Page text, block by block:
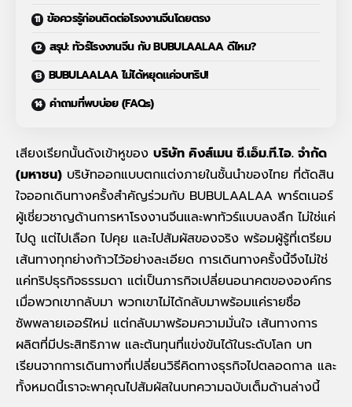
ข้อควรรู้ก่อนติดต่อโรงงานจีนโดยตรง
สรุป: ทัวร์โรงงานจีน กับ BUBULAALAA ดีไหม?
BUBULAALAA ไม่ได้หยุดแค่จบทริป!
คำถามที่พบบ่อย (FAQs)
เสียงเรียกนั้นดังเข้าหูของ บริษัท คิงส์เมน ซี.เอ็ม.ที.ไอ. จำกัด
(มหาชน) บริษัทออกแบบตกแต่งภายในชั้นนำของไทย ที่ตัดสิน
ใจออกเดินทางครั้งสำคัญร่วมกับ BUBULAALAA พาร์ตเนอร์
ผู้เชี่ยวชาญด้านการหาโรงงานจีนและพาทัวร์แบบลงลึก ไม่ใช่แค่
ไปดู แต่ไปเลือก ไปคุย และไปสัมผัสของจริง พร้อมผู้รู้ที่เตรียม
เส้นทางทุกย่างก้าวไว้อย่างละเอียด การเดินทางครั้งนี้จึงไม่ใช่
แค่ทริปธุรกิจธรรมดา แต่เป็นภารกิจเปลี่ยนอนาคตขององค์กร
เมื่อพวกเขากลับมา พวกเขาไม่ได้กลับมาพร้อมแค่รายชื่อ
ซัพพลายเออร์ใหม่ แต่กลับมาพร้อมความมั่นใจ เส้นทางการ
ผลิตที่มีประสิทธิภาพ และต้นทุนที่แข่งขันได้ในระดับโลก บท
เรียนจากการเดินทางที่เปลี่ยนวิธีคิดทางธุรกิจไปตลอดกาล และ
ทั้งหมดนี้เราจะพาคุณไปสัมผัสในบทความฉบับเต็มด้านล่างนี้